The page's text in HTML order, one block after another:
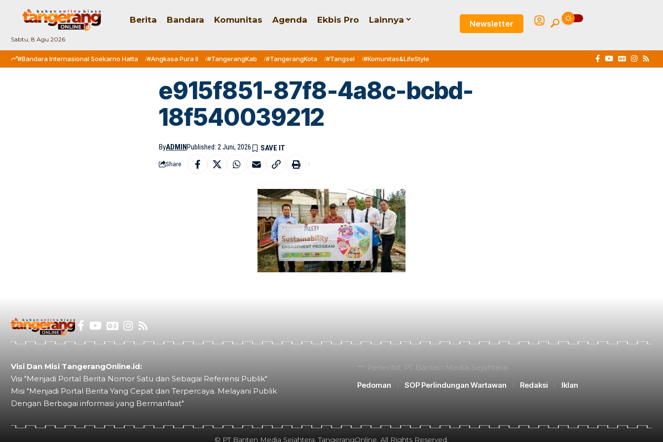
Sabtu, 8 Agu 2026
Berita Bandara Komunitas Agenda Ekbis Pro Lainnya Newsletter
#Bandara Internasional Soekarno Hatta #Angkasa Pura II #TangerangKab #TangerangKota #Tangsel #Komunitas&LifeStyle
e915f851-87f8-4a8c-bcbd-
18f540039212
ByADMINPublished: 2 Juni, 2026
Share
Visi Dan Misi TangerangOnline.id:
Visi "Menjadi Portal Berita Nomor Satu dan Sebagai Referensi Publik"
Misi "Menjadi Portal Berita Yang Cepat dan Terpercaya. Melayani Publik
Dengan Berbagai informasi yang Bermanfaat"
Penerbit: PT Banten Media Sejahtera
Pedoman
SOP Perlindungan Wartawan Redaksi Iklan
© PT Banten Media Sejahtera. TangerangOnline. All Rights Reserved.